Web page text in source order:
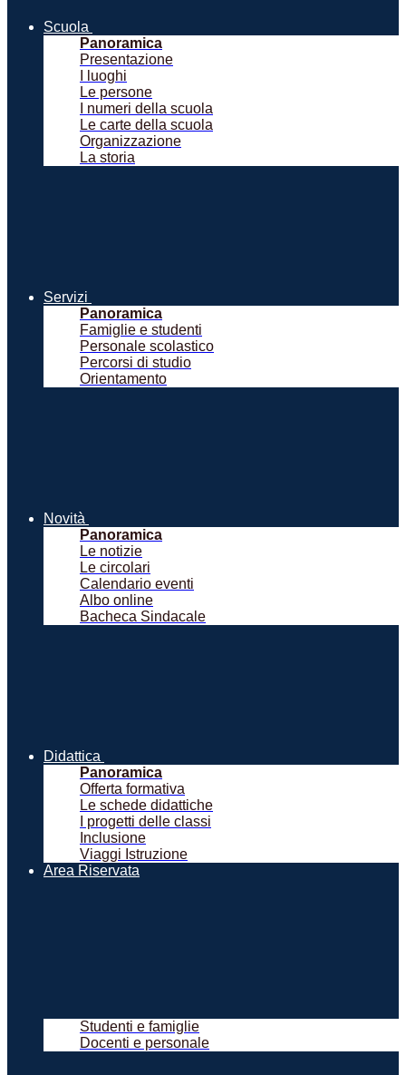
Scuola
Panoramica
Presentazione
I luoghi
Le persone
I numeri della scuola
Le carte della scuola
Organizzazione
La storia
Servizi
Panoramica
Famiglie e studenti
Personale scolastico
Percorsi di studio
Orientamento
Novità
Panoramica
Le notizie
Le circolari
Calendario eventi
Albo online
Bacheca Sindacale
Didattica
Panoramica
Offerta formativa
Le schede didattiche
I progetti delle classi
Inclusione
Viaggi Istruzione
Area Riservata
Studenti e famiglie
Docenti e personale